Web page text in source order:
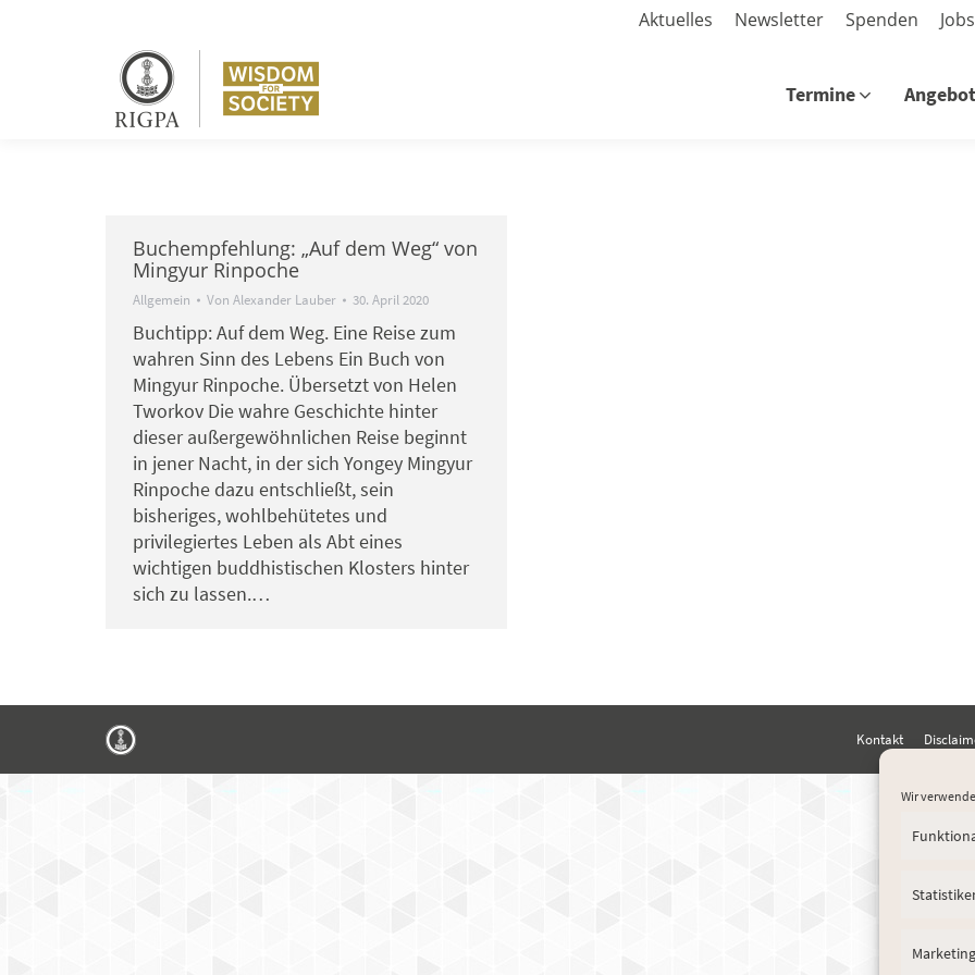
Wir
Marketing
Aktuelles Newsletter Spenden
Termine Angebot
Buchempfehlung: „Auf dem Weg“ von
Mingyur Rinpoche
Allgemein Von Alexander Lauber 30. April 2020
Buchtipp: Auf dem Weg. Eine Reise zum
wahren Sinn des Lebens Ein Buch von
Mingyur Rinpoche. Übersetzt von Helen
Tworkov Die wahre Geschichte hinter
dieser außergewöhnlichen Reise beginnt
in jener Nacht, in der sich Yongey Mingyur
Rinpoche dazu entschließt, sein
bisheriges, wohlbehütetes und
privilegiertes Leben als Abt eines
wichtigen buddhistischen Klosters hinter
sich zu lassen.…
Kontakt